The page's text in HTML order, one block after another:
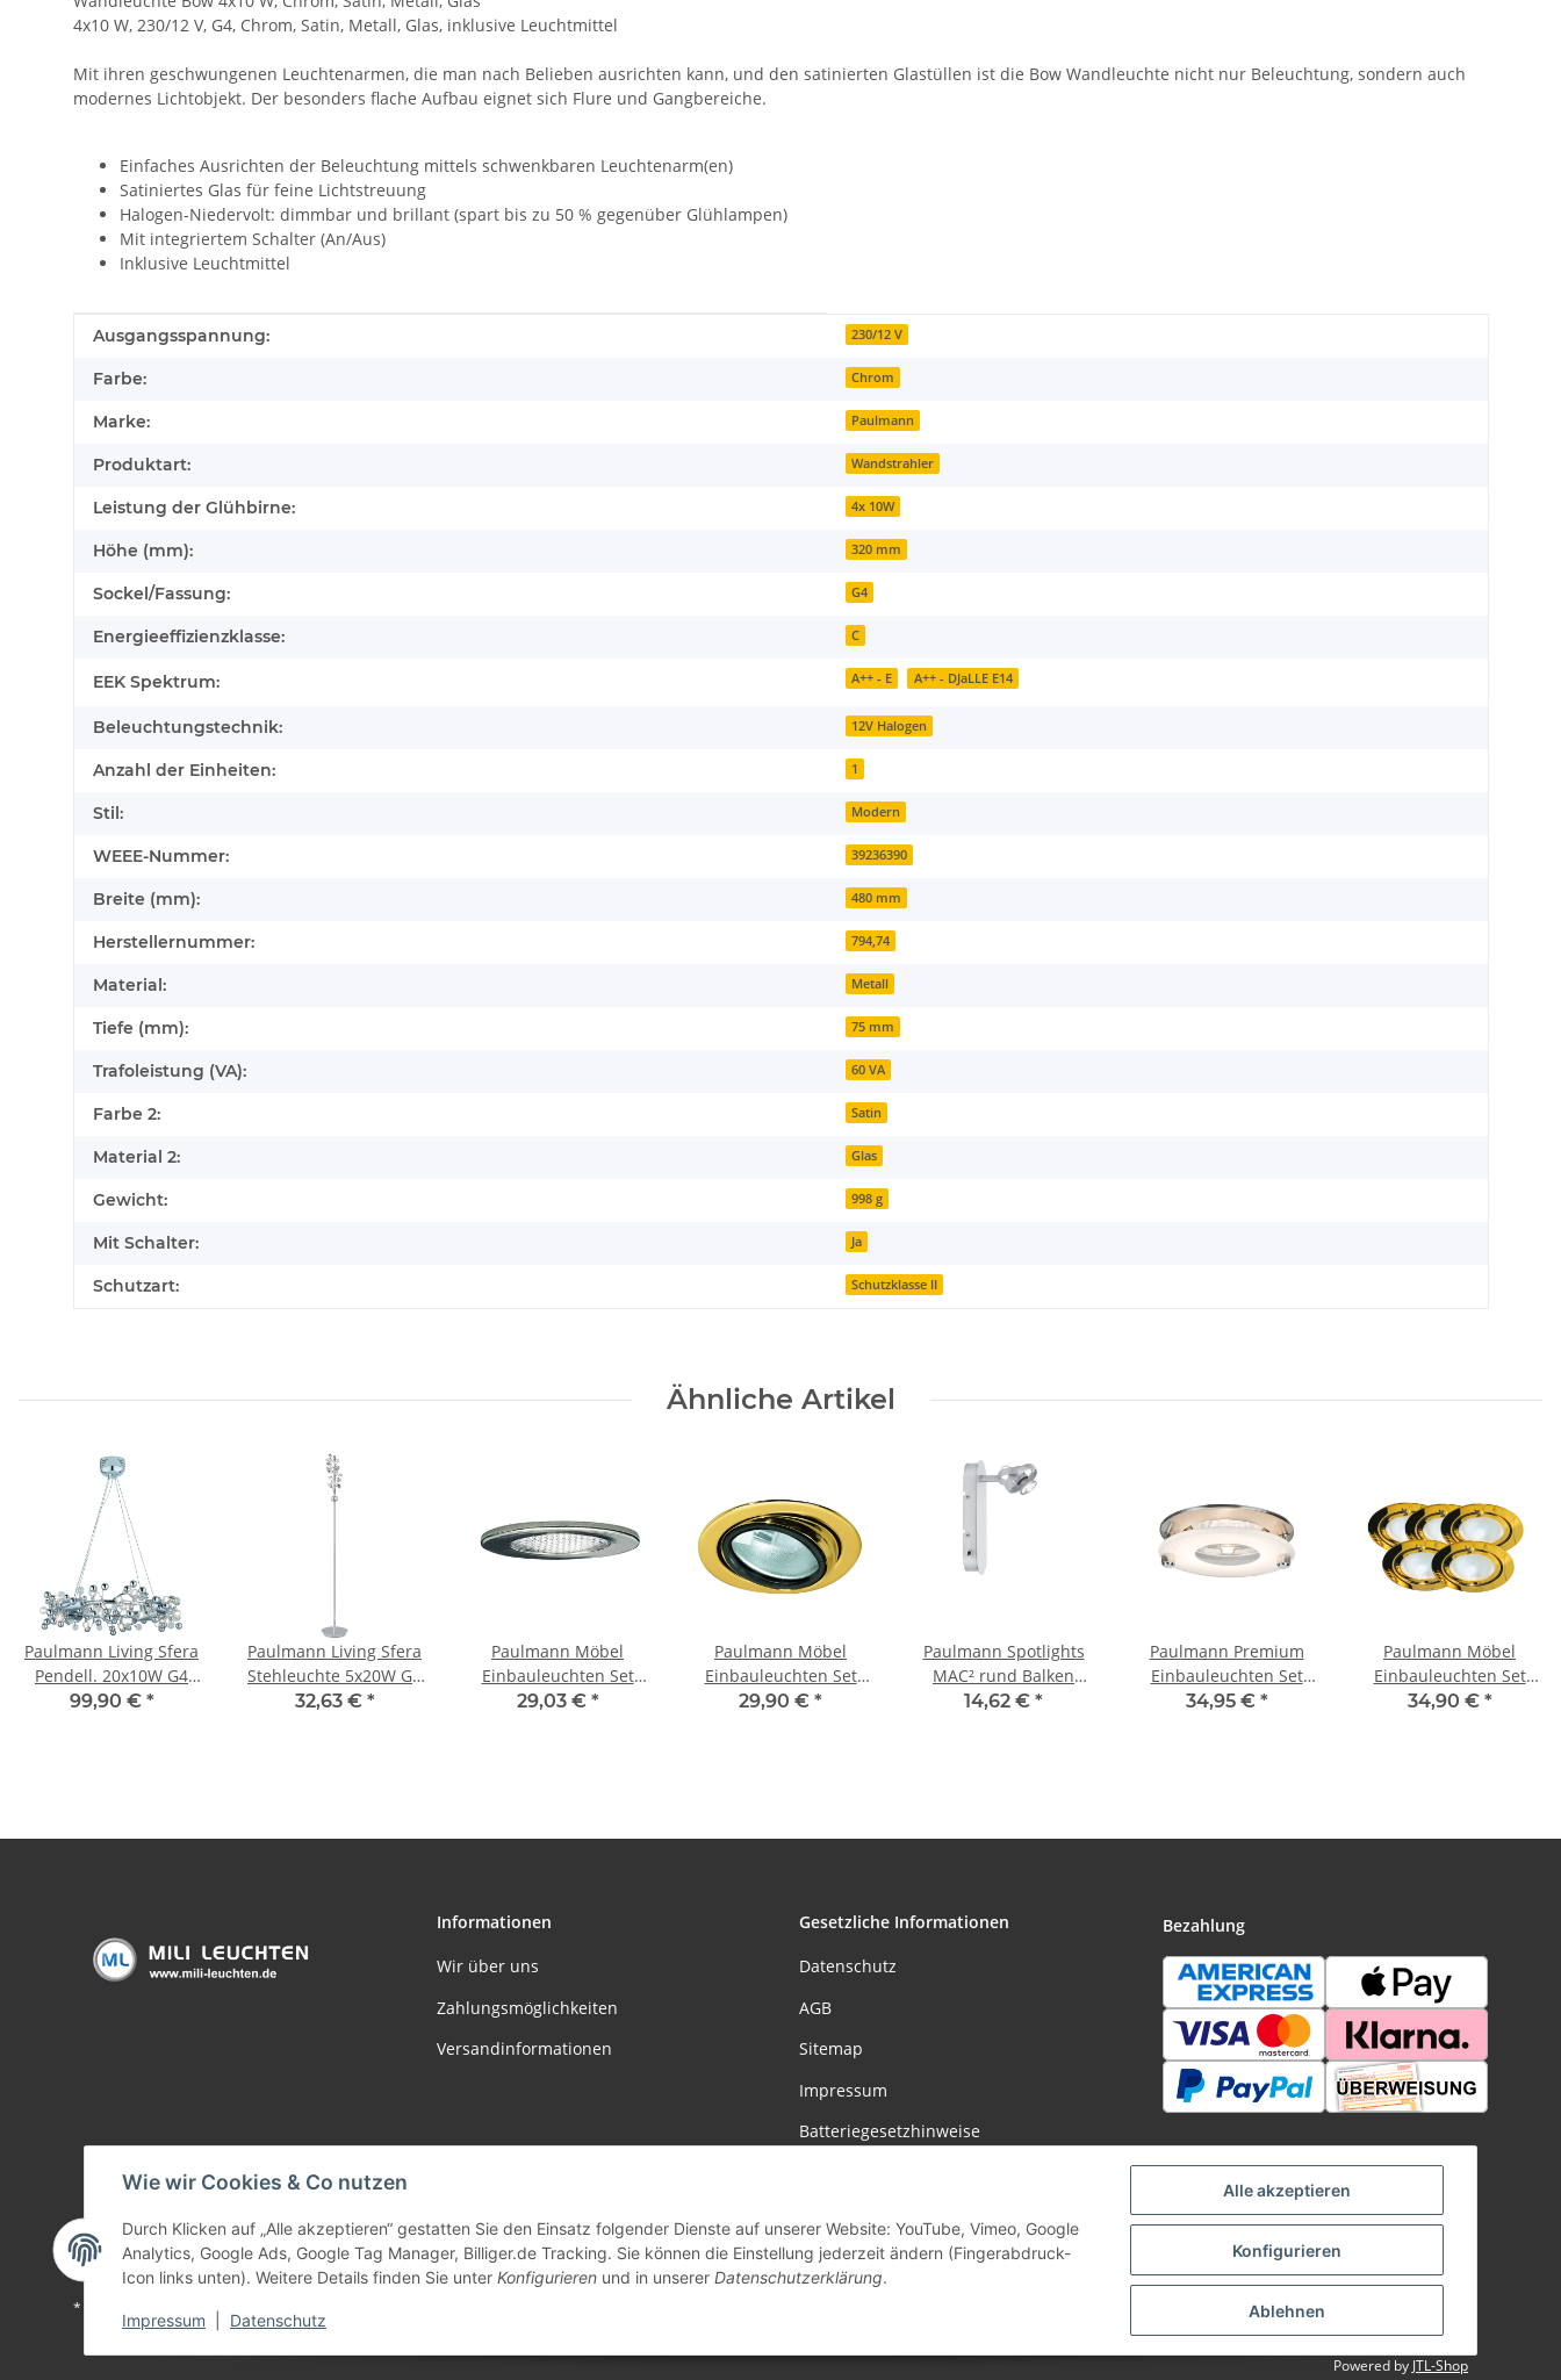
Alle akzeptieren
Konfigurieren
Ablehnen
Wie wir Cookies & Co nutzen
Durch Klicken auf „Alle akzeptieren“ gestatten Sie den Einsatz folgender Dienste auf unserer Website: YouTube, Vimeo, Google
Analytics, Google Ads, Google Tag Manager, Billiger.de Tracking. Sie können die Einstellung jederzeit ändern (Fingerabdruck-
Icon links unten). Weitere Details finden Sie unter Konfigurieren und in unserer Datenschutzerklärung.
Impressum Datenschutz
4x10 W, 230/12 V, G4, Chrom, Satin, Metall, Glas, inklusive Leuchtmittel
Mit ihren geschwungenen Leuchtenarmen, die man nach Belieben ausrichten kann, und den satinierten Glastüllen ist die Bow Wandleuchte nicht nur Beleuchtung, sondern auch
modernes Lichtobjekt. Der besonders flache Aufbau eignet sich Flure und Gangbereiche.
Einfaches Ausrichten der Beleuchtung mittels schwenkbaren Leuchtenarm(en)
Satiniertes Glas für feine Lichtstreuung
Halogen-Niedervolt: dimmbar und brillant (spart bis zu 50 % gegenüber Glühlampen)
Mit integriertem Schalter (An/Aus)
Inklusive Leuchtmittel
Produkteigenschaft
Wert
Ausgangsspannung: 230/12 V
Farbe: Chrom
Marke: Paulmann
Produktart: Wandstrahler
Leistung der Glühbirne: 4x 10W
Höhe (mm): 320 mm
Sockel/Fassung: G4
Energieeffizienzklasse: C
EEK Spektrum: A++ - E A++ - DJaLLE E14
Beleuchtungstechnik: 12V Halogen
Anzahl der Einheiten: 1
Stil: Modern
WEEE-Nummer: 39236390
Breite (mm): 480 mm
Herstellernummer: 794,74
Material: Metall
Tiefe (mm): 75 mm
Trafoleistung (VA): 60 VA
Farbe 2: Satin
Material 2: Glas
Gewicht: 998 g
Mit Schalter: Ja
Schutzart: Schutzklasse II
Ähnliche Artikel
Paulmann Living Sfera
Pendell. 20x10W G4
Chrom transparent
99,90 € *
Paulmann Living Sfera
Stehleuchte 5x20W G4
Chrom transparent
32,63 € *
Paulmann Möbel
Einbauleuchten Set
Schutzglas strukt.
29,03 € *
Paulmann Möbel
Einbauleuchten Set
schwenkbar 5x20W
29,90 € *
Paulmann Spotlights
MAC² rund Balken
1x20W GU4 Chrom matt
14,62 € *
Paulmann Premium
Einbauleuchten Set
Level rund starr 3x35W
34,95 € *
Paulmann Möbel
Einbauleuchten Set
Klipp Klapp 5x20W
34,90 € *
Informationen
Wir über uns
Zahlungsmöglichkeiten
Versandinformationen
Gesetzliche Informationen
Datenschutz
AGB
Sitemap
Impressum
Batteriegesetzhinweise
Bezahlung
Vertrag widerrufen
* Alle Preise inkl. gesetzlicher USt., zzgl.
Powered by JTL-Shop